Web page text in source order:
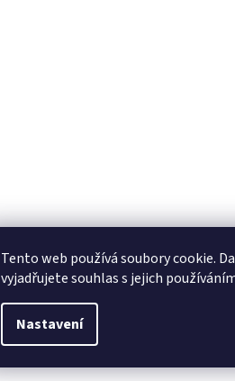
Tento web používá soubory cookie.
vyjadřujete souhlas s jejich
Nastavení